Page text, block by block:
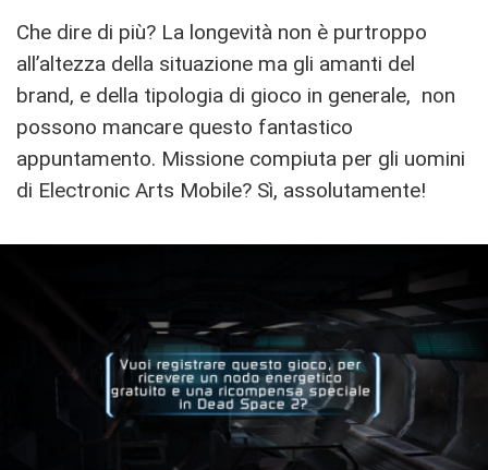
Che dire di più? La longevità non è purtroppo
all’altezza della situazione ma gli amanti del
brand, e della tipologia di gioco in generale, non
possono mancare questo fantastico
appuntamento. Missione compiuta per gli uomini
di Electronic Arts Mobile? Sì, assolutamente!